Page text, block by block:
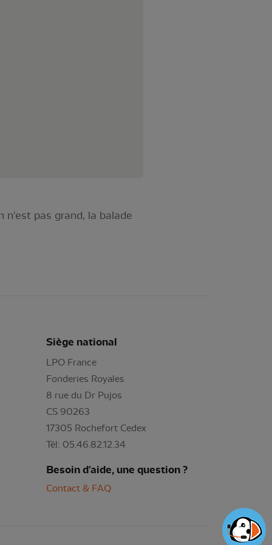
n'est pas grand, la balade
Siège national
LPO France
Fonderies Royales
8 rue du Dr Pujos
CS 90263
17305 Rochefort Cedex
Tél: 05.46.82.12.34
Besoin d'aide, une question ?
Contact & FAQ